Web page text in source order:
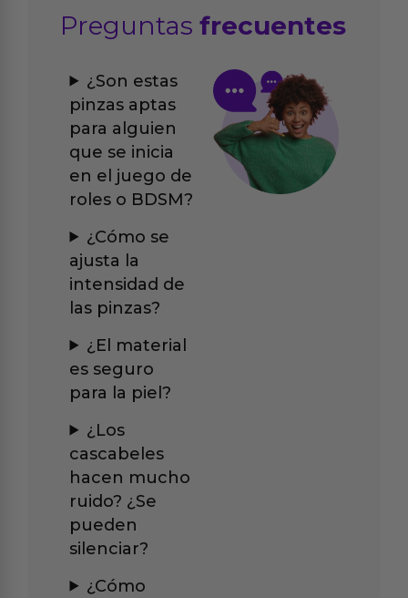
Preguntasfrecuentes
¿Son estas
pinzas aptas
para alguien
que se inicia
en el juego de
roles o BDSM?
¿Cómo se
ajusta la
intensidad de
las pinzas?
¿El material
es seguro
para la piel?
¿Los
cascabeles
hacen mucho
ruido? ¿Se
pueden
silenciar?
¿Cómo